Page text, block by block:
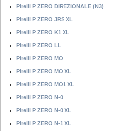
Pirelli P ZERO DIREZIONALE (N3)
Pirelli P ZERO JRS XL
Pirelli P ZERO K1 XL
Pirelli P ZERO LL
Pirelli P ZERO MO
Pirelli P ZERO MO XL
Pirelli P ZERO MO1 XL
Pirelli P ZERO N-0
Pirelli P ZERO N-0 XL
Pirelli P ZERO N-1 XL